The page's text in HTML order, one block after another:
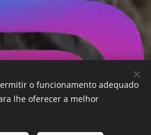
o funcionamento adequado
lhe oferecer a melhor